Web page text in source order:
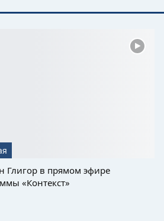
Глигор в прямом эфире
«Контекст»